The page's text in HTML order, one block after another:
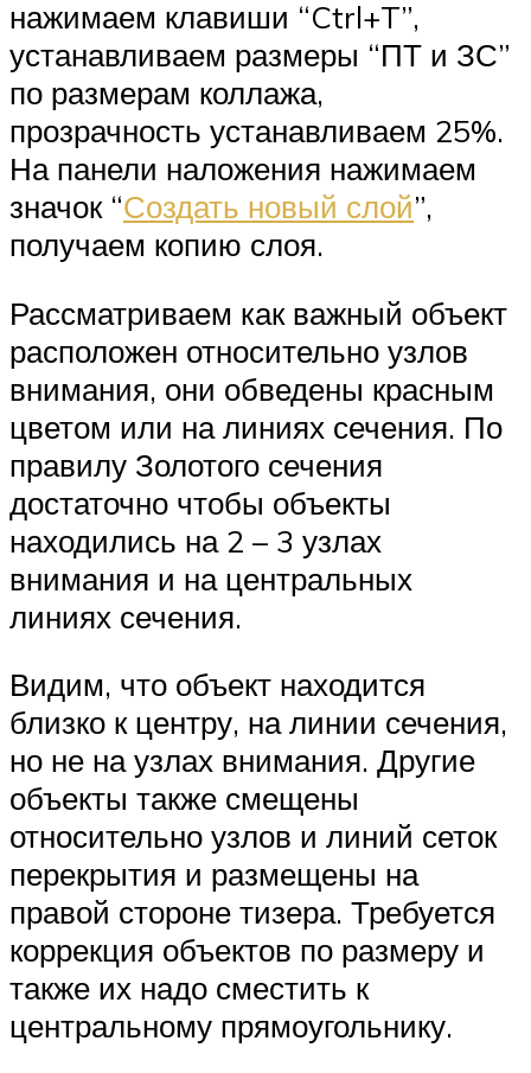
нажимаем клавиши “Ctrl+T”,
устанавливаем размеры “ПТ и ЗС”
по размерам коллажа,
прозрачность устанавливаем 25%.
На панели наложения нажимаем
значок “Создать новый слой”,
получаем копию слоя.
Рассматриваем как важный объект
расположен относительно узлов
внимания, они обведены красным
цветом или на линиях сечения. По
правилу Золотого сечения
достаточно чтобы объекты
находились на 2 – 3 узлах
внимания и на центральных
линиях сечения.
Видим, что объект находится
близко к центру, на линии сечения,
но не на узлах внимания. Другие
объекты также смещены
относительно узлов и линий сеток
перекрытия и размещены на
правой стороне тизера. Требуется
коррекция объектов по размеру и
также их надо сместить к
центральному прямоугольнику.